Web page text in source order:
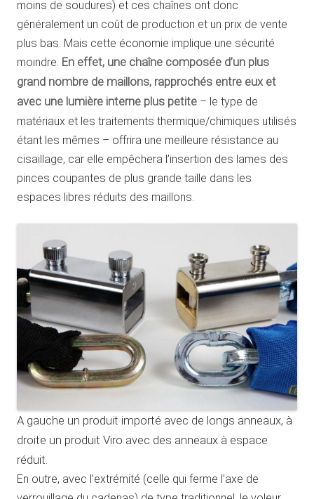
moins de soudures) et ces chaînes ont donc
généralement un coût de production et un prix de vente
plus bas. Mais cette économie implique une sécurité
moindre. En effet, une chaîne composée d’un plus
grand nombre de maillons, rapprochés entre eux et
avec une lumière interne plus petite – le type de
matériaux et les traitements thermique/chimiques utilisés
étant les mêmes – offrira une meilleure résistance au
cisaillage, car elle empêchera l’insertion des lames des
pinces coupantes de plus grande taille dans les
espaces libres réduits des maillons.
A gauche un produit importé avec de longs anneaux, à
droite un produit Viro avec des anneaux à espace
réduit.
En outre, avec l’extrémité (celle qui ferme l’axe de